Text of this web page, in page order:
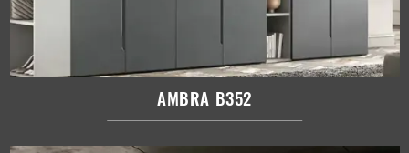
AMBRA B352